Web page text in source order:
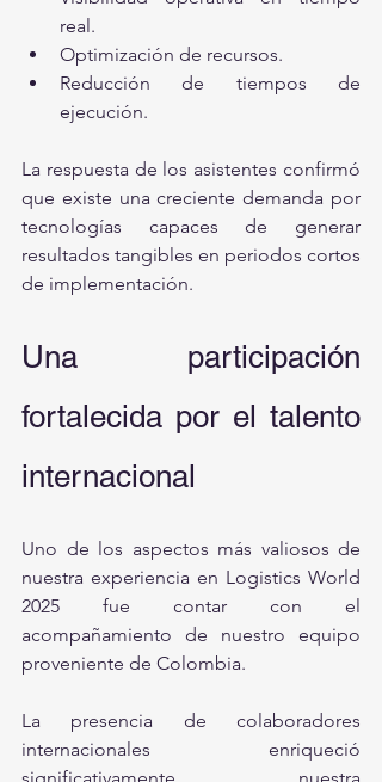
real.
Optimización de recursos.
Reducción de tiempos de
ejecución.
La respuesta de los asistentes confirmó
que existe una creciente demanda por
tecnologías capaces de generar
resultados tangibles en periodos cortos
de implementación.
Una participación
fortalecida por el talento
internacional
Uno de los aspectos más valiosos de
nuestra experiencia en Logistics World
2025 fue contar con el
acompañamiento de nuestro equipo
proveniente de Colombia.
La presencia de colaboradores
internacionales enriqueció